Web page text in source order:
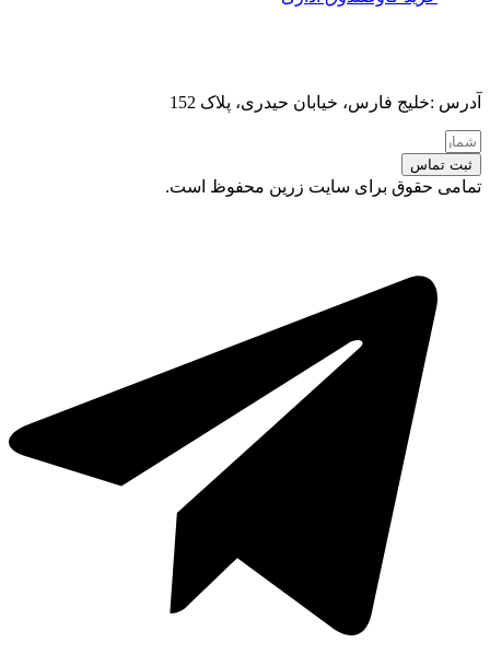
آدرس :خلیج فارس، خیابان حیدری، پلاک 152
ثبت تماس
تمامی حقوق برای سایت زرین محفوظ است.